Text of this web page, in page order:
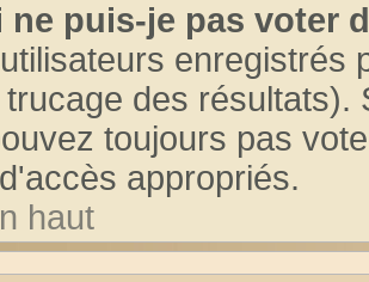
ne puis-je pas voter
enregistrés
des
toujours pas
appropriés.
haut